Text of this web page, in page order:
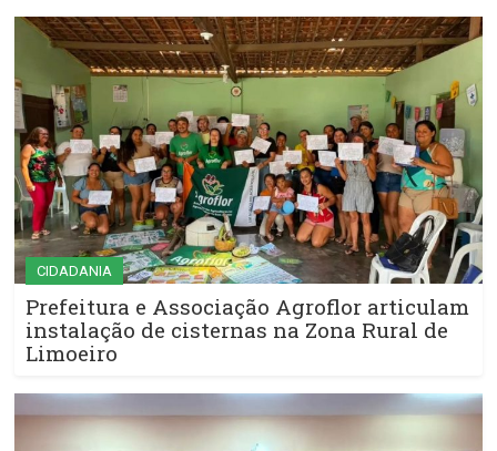
CIDADANIA
Prefeitura e Associação Agroflor articulam
instalação de cisternas na Zona Rural de
Limoeiro